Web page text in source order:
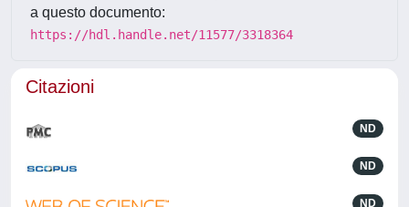
a questo documento:
https://hdl.handle.net/11577/3318364
Citazioni
ND
ND
ND